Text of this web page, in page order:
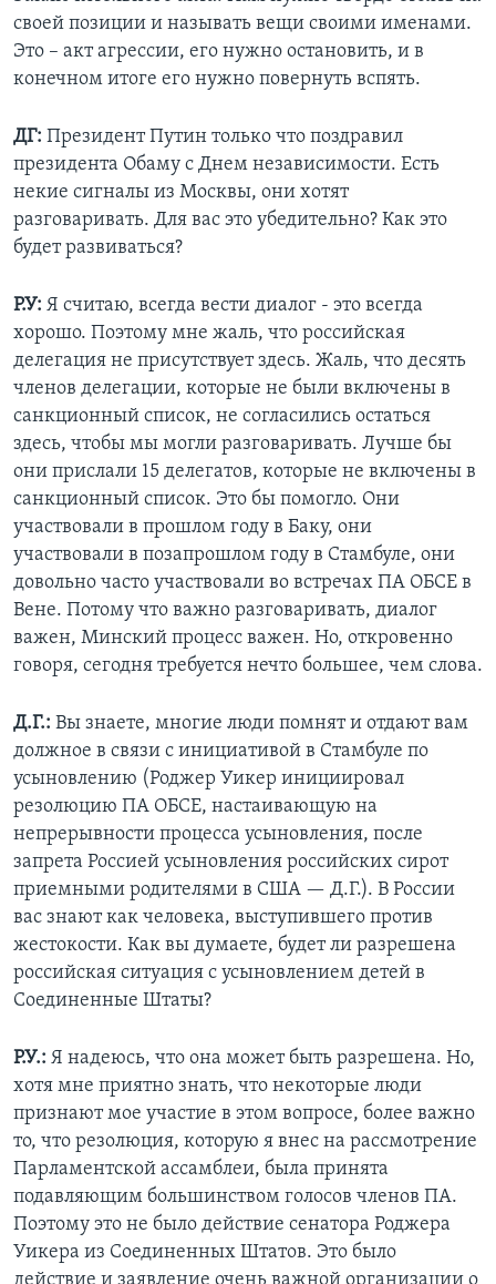
своей позиции и называть вещи своими именами.
Это – акт агрессии, его нужно остановить, и в
конечном итоге его нужно повернуть вспять.
ДГ: Президент Путин только что поздравил
президента Обаму с Днем независимости. Есть
некие сигналы из Москвы, они хотят
разговаривать. Для вас это убедительно? Как это
будет развиваться?
Р.У: Я считаю, всегда вести диалог - это всегда
хорошо. Поэтому мне жаль, что российская
делегация не присутствует здесь. Жаль, что десять
членов делегации, которые не были включены в
санкционный список, не согласились остаться
здесь, чтобы мы могли разговаривать. Лучше бы
они прислали 15 делегатов, которые не включены в
санкционный список. Это бы помогло. Они
участвовали в прошлом году в Баку, они
участвовали в позапрошлом году в Стамбуле, они
довольно часто участвовали во встречах ПА ОБСЕ в
Вене. Потому что важно разговаривать, диалог
важен, Минский процесс важен. Но, откровенно
говоря, сегодня требуется нечто большее, чем слова.
Д.Г.: Вы знаете, многие люди помнят и отдают вам
должное в связи с инициативой в Стамбуле по
усыновлению (Роджер Уикер инициировал
резолюцию ПА ОБСЕ, настаивающую на
непрерывности процесса усыновления, после
запрета Россией усыновления российских сирот
приемными родителями в США — Д.Г.). В России
вас знают как человека, выступившего против
жестокости. Как вы думаете, будет ли разрешена
российская ситуация с усыновлением детей в
Соединенные Штаты?
Р.У.: Я надеюсь, что она может быть разрешена. Но,
хотя мне приятно знать, что некоторые люди
признают мое участие в этом вопросе, более важно
то, что резолюция, которую я внес на рассмотрение
Парламентской ассамблеи, была принята
подавляющим большинством голосов членов ПА.
Поэтому это не было действие сенатора Роджера
Уикера из Соединенных Штатов. Это было